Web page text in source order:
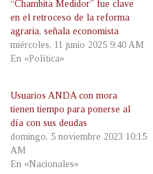
“Chambita Medidor” fue clave
en el retroceso de la reforma
agraria, señala economista
miércoles, 11 junio 2025 9:40 AM
En «Política»
Usuarios ANDA con mora
tienen tiempo para ponerse al
día con sus deudas
domingo, 5 noviembre 2023 10:15
AM
En «Nacionales»